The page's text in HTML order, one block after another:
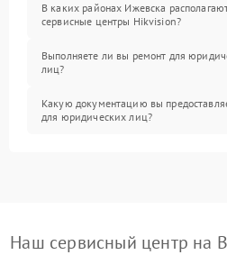
В каких районах Ижевска
сервисные центры Hikvision?
Выполняете ли вы ремонт для
лиц?
Какую документацию вы
для юридических лиц?
Наш сервисный центр на